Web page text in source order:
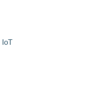
IoT